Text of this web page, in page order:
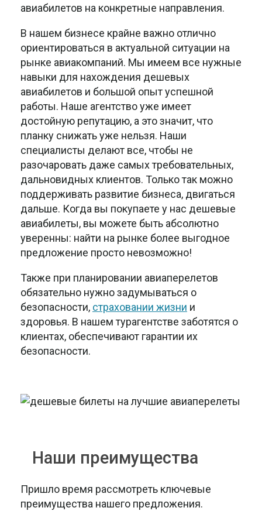
авиабилетов на конкретные направления.
В нашем бизнесе крайне важно отлично
ориентироваться в актуальной ситуации на
рынке авиакомпаний. Мы имеем все нужные
навыки для нахождения дешевых
авиабилетов и большой опыт успешной
работы. Наше агентство уже имеет
достойную репутацию, а это значит, что
планку снижать уже нельзя. Наши
специалисты делают все, чтобы не
разочаровать даже самых требовательных,
дальновидных клиентов. Только так можно
поддерживать развитие бизнеса, двигаться
дальше. Когда вы покупаете у нас дешевые
авиабилеты, вы можете быть абсолютно
уверенны: найти на рынке более выгодное
предложение просто невозможно!
Также при планировании авиаперелетов
обязательно нужно задумываться о
безопасности, страховании жизни и
здоровья. В нашем турагентстве заботятся о
клиентах, обеспечивают гарантии их
безопасности.
Наши преимущества
Пришло время рассмотреть ключевые
преимущества нашего предложения.